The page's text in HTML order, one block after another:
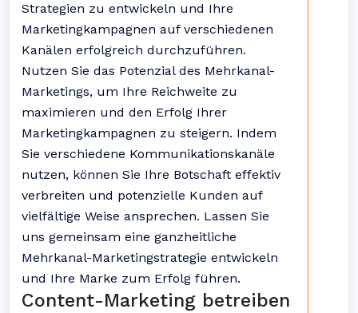
Strategien zu entwickeln und Ihre
Marketingkampagnen auf verschiedenen
Kanälen erfolgreich durchzuführen.
Nutzen Sie das Potenzial des Mehrkanal-
Marketings, um Ihre Reichweite zu
maximieren und den Erfolg Ihrer
Marketingkampagnen zu steigern. Indem
Sie verschiedene Kommunikationskanäle
nutzen, können Sie Ihre Botschaft effektiv
verbreiten und potenzielle Kunden auf
vielfältige Weise ansprechen. Lassen Sie
uns gemeinsam eine ganzheitliche
Mehrkanal-Marketingstrategie entwickeln
und Ihre Marke zum Erfolg führen.
Content-Marketing betreiben